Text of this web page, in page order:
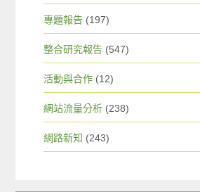
專題報告 (197)
整合研究報告 (547)
活動與合作 (12)
網站流量分析 (238)
網路新知 (243)